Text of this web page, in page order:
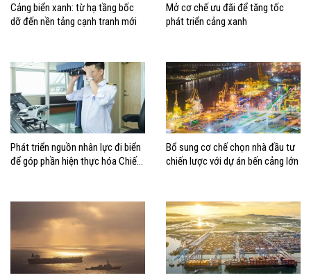
Cảng biển xanh: từ hạ tầng bốc
dỡ đến nền tảng cạnh tranh mới
Mở cơ chế ưu đãi để tăng tốc
phát triển cảng xanh
Phát triển nguồn nhân lực đi biển
để góp phần hiện thực hóa Chiến
Bổ sung cơ chế chọn nhà đầu tư
chiến lược với dự án bến cảng lớn